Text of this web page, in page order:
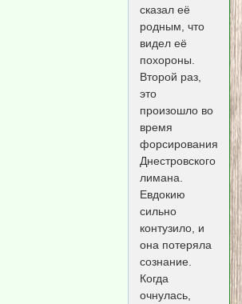
сказал её
родным, что
видел её
похороны.
Второй раз,
это
произошло во
время
форсирования
Днестровского
лимана.
Евдокию
сильно
контузило, и
она потеряла
сознание.
Когда
очнулась,